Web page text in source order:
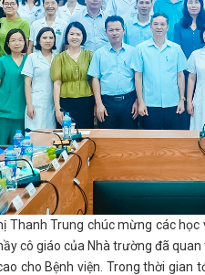
Thanh Trung chúc mừng các
cô giáo của Nhà trường đã
cho Bệnh viện. Trong thời gian